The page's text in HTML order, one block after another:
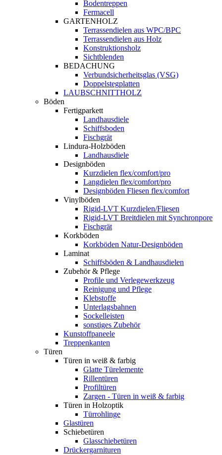
Bodentreppen
Fermacell
GARTENHOLZ
Terrassendielen aus WPC/BPC
Terrassendielen aus Holz
Konstruktionsholz
Sichtblenden
BEDACHUNG
Verbundsicherheitsglas (VSG)
Doppelstegplatten
LAUBSCHNITTHOLZ
Böden
Fertigparkett
Landhausdiele
Schiffsboden
Fischgrät
Lindura-Holzböden
Landhausdiele
Designböden
Kurzdielen flex/comfort/pro
Langdielen flex/comfort/pro
Designböden Fliesen flex/comfort
Vinylböden
Rigid-LVT Kurzdielen/Fliesen
Rigid-LVT Breitdielen mit Synchronpore
Fischgrät
Korkböden
Korkböden Natur-Designböden
Laminat
Schiffsböden & Landhausdielen
Zubehör & Pflege
Profile und Verlegewerkzeug
Reinigung und Pflege
Klebstoffe
Unterlagsbahnen
Sockelleisten
sonstiges Zubehör
Kunstoffpaneele
Treppenkanten
Türen
Türen in weiß & farbig
Glatte Türelemente
Rillentüren
Profiltüren
Zargen - Türen in weiß & farbig
Türen in Holzoptik
Türrohlinge
Glastüren
Schiebetüren
Glasschiebetüren
Drückergarnituren